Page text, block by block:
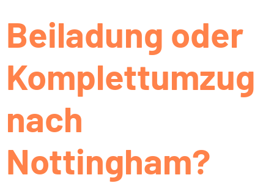
Beiladung oder
Komplettumzug
nach
Nottingham?